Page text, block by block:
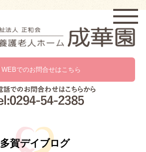
WEBでのお問合せはこちら
多賀デイブログ